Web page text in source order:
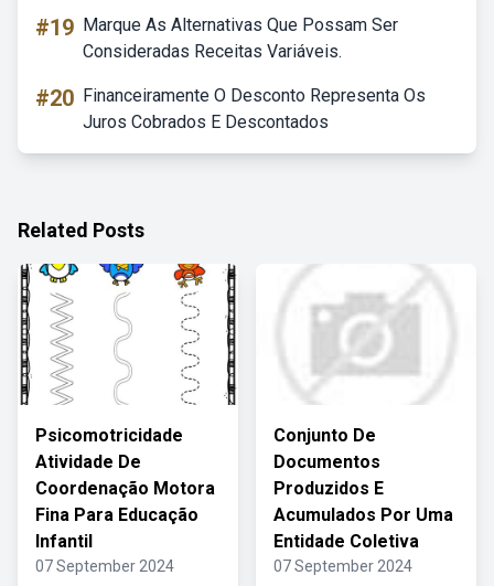
#19 Marque As Alternativas Que Possam Ser
Consideradas Receitas Variáveis.
#20 Financeiramente O Desconto Representa Os
Juros Cobrados E Descontados
Related Posts
Psicomotricidade
Atividade De
Coordenação Motora
Fina Para Educação
Infantil
07 September 2024
Conjunto De
Documentos
Produzidos E
Acumulados Por Uma
Entidade Coletiva
07 September 2024